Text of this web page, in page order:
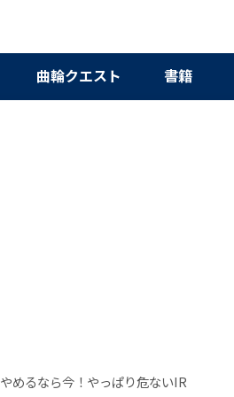
曲輪クエスト 書籍
やめるなら今！やっぱり危ないIR